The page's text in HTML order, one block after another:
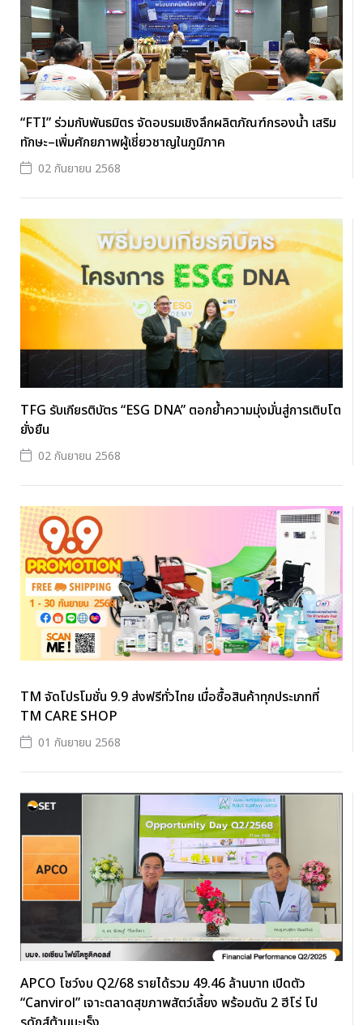
“FTI” ร่วมกับพันธมิตร จัดอบรมเชิงลึกผลิตภัณฑ์กรองน้ำ เสริม
ทักษะ–เพิ่มศักยภาพผู้เชี่ยวชาญในภูมิภาค
02 กันยายน 2568
TFG รับเกียรติบัตร “ESG DNA” ตอกย้ำความมุ่งมั่นสู่การเติบโต
ยั่งยืน
02 กันยายน 2568
TM จัดโปรโมชั่น 9.9 ส่งฟรีทั่วไทย เมื่อซื้อสินค้าทุกประเภทที่
TM CARE SHOP
01 กันยายน 2568
APCO โชว์งบ Q2/68 รายได้รวม 49.46 ล้านบาท เปิดตัว
“Canvirol” เจาะตลาดสุขภาพสัตว์เลี้ยง พร้อมดัน 2 ฮีโร่ โป